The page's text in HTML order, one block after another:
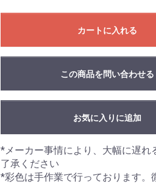
カートに入れる
この商品を問い合わせる
お気に入りに追加
*メーカー事情により、大幅に遅れ
了承ください
*彩色は手作業で行っております。